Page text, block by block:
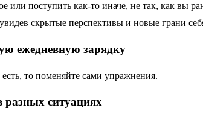
или поступить как-то иначе, не так, как вы
скрытые перспективы и новые грани
ежедневную зарядку
то поменяйте сами упражнения.
разных ситуациях